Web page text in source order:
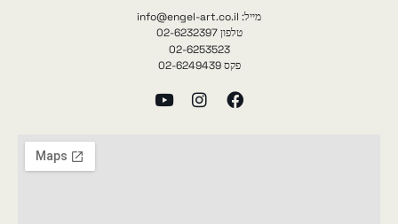
מייל: info@engel-art.co.il
טלפון 02-6232397
02-6253523
פקס 02-6249439